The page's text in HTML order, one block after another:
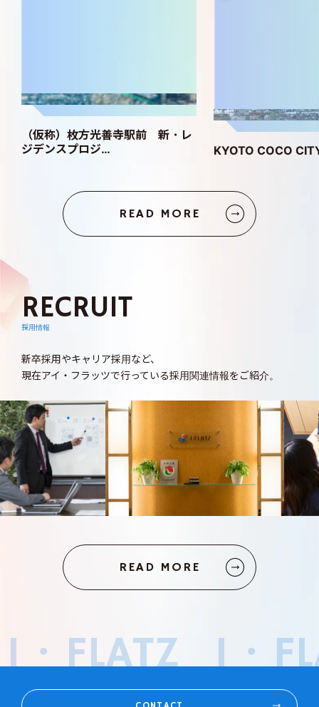
（仮称）枚方光善寺駅前 新・レ
ジデンスプロジ…
KYOTO COCO
READ MORE
RECRUIT
採用情報
新卒採用やキャリア採用など、
現在アイ・フラッツで行っている採用関連情報をご紹介。
READ MORE
I・FLATZ I・